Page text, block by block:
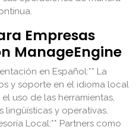
Empresas
ManageEngine
en Español:** La
y soporte en el idioma local
uso de las herramientas,
lingüísticas y operativas.
Local:** Partners como